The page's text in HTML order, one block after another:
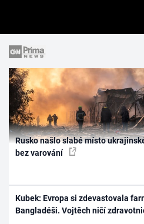
Rusko našlo slabé místo
bez varování
Kubek: Evropa si zdevastovala
Bangladéši. Vojtěch ničí